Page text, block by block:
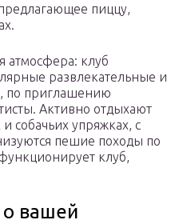
пиццу,
атмосфера: клуб
развлекательные и
по приглашению
Активно отдыхают
собачьих упряжках, с
пешие походы по
клуб,
о вашей